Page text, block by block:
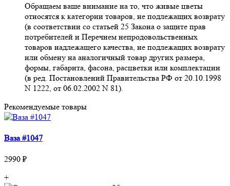
Обращаем ваше внимание на то, что живые цветы
относятся к категории товаров, не подлежащих возврату
(в соответствии со статьей 25 Закона о защите прав
потребителей и Перечнем непродовольственных
товаров надлежащего качества, не подлежащих возврату
или обмену на аналогичный товар других размера,
формы, габарита, фасона, расцветки или комплектации
(в ред. Постановлений Правительства РФ от 20.10.1998
N 1222, от 06.02.2002 N 81).
Рекомендуемые товары
Ваза #1047
2990 ₽
+